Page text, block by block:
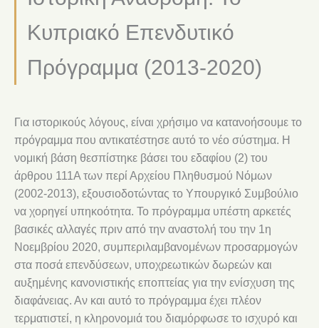
Κυπριακό Επενδυτικό
Πρόγραμμα (2013-2020)
Για ιστορικούς λόγους, είναι χρήσιμο να κατανοήσουμε το
πρόγραμμα που αντικατέστησε αυτό το νέο σύστημα. Η
νομική βάση θεσπίστηκε βάσει του εδαφίου (2) του
άρθρου 111Α των περί Αρχείου Πληθυσμού Νόμων
(2002-2013), εξουσιοδοτώντας το Υπουργικό Συμβούλιο
να χορηγεί υπηκοότητα. Το πρόγραμμα υπέστη αρκετές
βασικές αλλαγές πριν από την αναστολή του την 1η
Νοεμβρίου 2020, συμπεριλαμβανομένων προσαρμογών
στα ποσά επενδύσεων, υποχρεωτικών δωρεών και
αυξημένης κανονιστικής εποπτείας για την ενίσχυση της
διαφάνειας. Αν και αυτό το πρόγραμμα έχει πλέον
τερματιστεί, η κληρονομιά του διαμόρφωσε το ισχυρό και